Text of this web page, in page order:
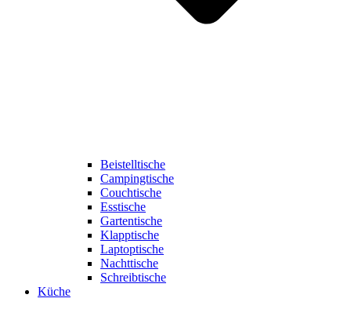
Beistelltische
Campingtische
Couchtische
Esstische
Gartentische
Klapptische
Laptoptische
Nachttische
Schreibtische
Küche